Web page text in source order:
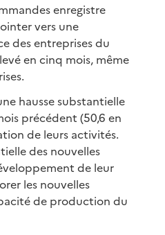
enregistre
vers une
des entreprises du
en cinq mois, même
hausse substantielle
précédent (50,6 en
de leurs activités.
des nouvelles
de leur
les nouvelles
de production du